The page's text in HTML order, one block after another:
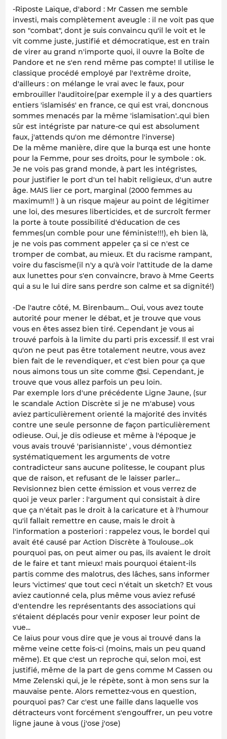
-Riposte Laïque, d'abord : Mr Cassen me semble
investi, mais complètement aveugle : il ne voit pas que
son "combat", dont je suis convaincu qu'il le voit et le
vit comme juste, justifié et démocratique, est en train
de virer au grand n'importe quoi, il ouvre la Boîte de
Pandore et ne s'en rend même pas compte! Il utilise le
classique procédé employé par l'extrême droite,
d'ailleurs : on mélange le vrai avec le faux, pour
embrouiller l'auditoire(par exemple il y a des quartiers
entiers 'islamisés' en france, ce qui est vrai, doncnous
sommes menacés par la même 'islamisation'..qui bien
sûr est intégriste par nature-ce qui est absolument
faux, j'attends qu'on me démontre l'inverse)
De la même manière, dire que la burqa est une honte
pour la Femme, pour ses droits, pour le symbole : ok.
Je ne vois pas grand monde, à part les intégristes,
pour justifier le port d'un tel habit religieux, d'un autre
âge. MAIS lier ce port, marginal (2000 femmes au
maximum!! ) à un risque majeur au point de légitimer
une loi, des mesures liberticides, et de surcroît fermer
la porte à toute possibilité d'éducation de ces
femmes(un comble pour une féministe!!!), eh bien là,
je ne vois pas comment appeler ça si ce n'est ce
tromper de combat, au mieux. Et du racisme rampant,
voire du fascisme(il n'y a qu'à voir l'attitude de la dame
aux lunettes pour s'en convaincre, bravo à Mme Geerts
qui a su le lui dire sans perdre son calme et sa dignité!)
-De l'autre côté, M. Birenbaum... Oui, vous avez toute
autorité pour mener le débat, et je trouve que vous
vous en êtes assez bien tiré. Cependant je vous ai
trouvé parfois à la limite du parti pris excessif. Il est vrai
qu'on ne peut pas être totalement neutre, vous avez
bien fait de le revendiquer, et c'est bien pour ça que
nous aimons tous un site comme @si. Cependant, je
trouve que vous allez parfois un peu loin.
Par exemple lors d'une précédente Ligne Jaune, (sur
le scandale Action Discrète si je ne m'abuse) vous
aviez particulièrement orienté la majorité des invités
contre une seule personne de façon particulièrement
odieuse. Oui, je dis odieuse et même à l'époque je
vous avais trouvé 'parisianniste' , vous démontiez
systématiquement les arguments de votre
contradicteur sans aucune politesse, le coupant plus
que de raison, et refusant de le laisser parler...
Revisionnez bien cette émission et vous verrez de
quoi je veux parler : l'argument qui consistait à dire
que ça n'était pas le droit à la caricature et à l'humour
qu'il fallait remettre en cause, mais le droit à
l'information a posteriori : rappelez vous, le bordel qui
avait été causé par Action Discrète à Toulouse...ok
pourquoi pas, on peut aimer ou pas, ils avaient le droit
de le faire et tant mieux! mais pourquoi étaient-ils
partis comme des malotrus, des lâches, sans informer
leurs 'victimes' que tout ceci n'était un sketch? Et vous
aviez cautionné cela, plus même vous aviez refusé
d'entendre les représentants des associations qui
s'étaient déplacés pour venir exposer leur point de
vue...
Ce laïus pour vous dire que je vous ai trouvé dans la
même veine cette fois-ci (moins, mais un peu quand
même). Et que c'est un reproche qui, selon moi, est
justifié, même de la part de gens comme M Cassen ou
Mme Zelenski qui, je le répète, sont à mon sens sur la
mauvaise pente. Alors remettez-vous en question,
pourquoi pas? Car c'est une faille dans laquelle vos
détracteurs vont forcément s'engouffrer, un peu votre
ligne jaune à vous (j'ose j'ose)